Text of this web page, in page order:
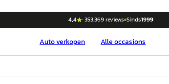
4,4 ·353.369reviews Sinds1999
Autoverkopen Alle occasions